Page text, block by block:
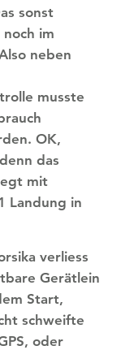
sonst
noch im
neben
musste
OK,
das
mit
Landung in
verliess
Gerätlein
Start,
schweifte
oder